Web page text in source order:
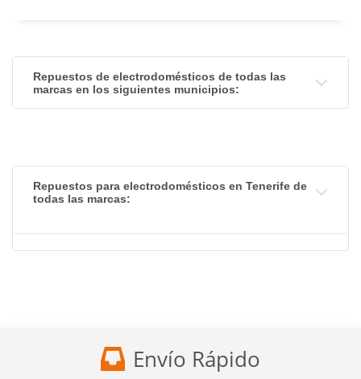
Repuestos de electrodomésticos de todas las
marcas en los siguientes municipios:
Repuestos para electrodomésticos en Tenerife de
todas las marcas:
Envío Rápido